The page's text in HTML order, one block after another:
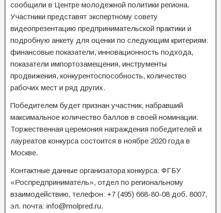
сообщили в Центре молодежной политики региона.
Участники представят экспертному совету
видеопрезентацию предпринимательской практики и
подробную анкету для оценки по следующим критериям:
финансовые показатели, инновационность подхода,
показатели импортозамещения, инструменты
продвижения, конкурентоспособность, количество
рабочих мест и ряд других.
Победителем будет признан участник, набравший
максимальное количество баллов в своей номинации.
Торжественная церемония награждения победителей и
лауреатов конкурса состоится в ноябре 2020 года в
Москве.
Контактные данные организатора конкурса: ФГБУ
«Роспредприниматель», отдел по региональному
взаимодействию, телефон: +7 (495) 668-80-08 доб. 8007,
эл. почта: info@molpred.ru.